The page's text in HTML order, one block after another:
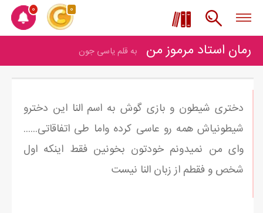
0 0
رمان استاد مرموز من به قلم یاسی جون
دختری شیطون و بازی گوش به اسم النا این دخترو
شیطونیاش همه رو عاسی کرده واما طی اتفاقاتی......
وای من نمیدونم خودتون بخونین فقط اینکه اول
شخص و فقطم از زبان النا نیست